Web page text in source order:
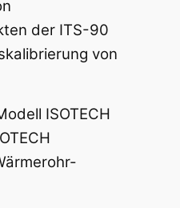
der ITS-90
von
ISOTECH